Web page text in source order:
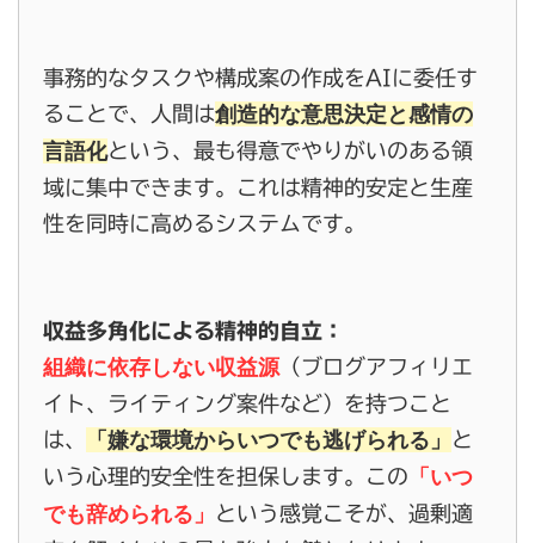
事務的なタスクや構成案の作成をAIに委任す
ることで、人間は創造的な意思決定と感情の
言語化という、最も得意でやりがいのある領
域に集中できます。これは精神的安定と生産
性を同時に高めるシステムです。
収益多角化による精神的自立：
組織に依存しない収益源 （ブログアフィリエ
イト、ライティング案件など）を持つこと
は、
「嫌な環境からいつでも逃げられる」
と
いう心理的安全性を担保します。この
「いつ
でも辞められる」
という感覚こそが、過剰適